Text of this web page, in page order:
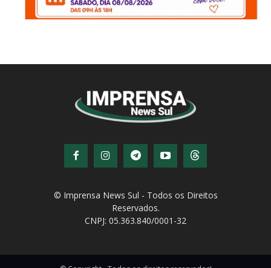
© Imprensa News Sul - Todos os Direitos
Reservados.
CNPJ: 05.363.840/0001-32